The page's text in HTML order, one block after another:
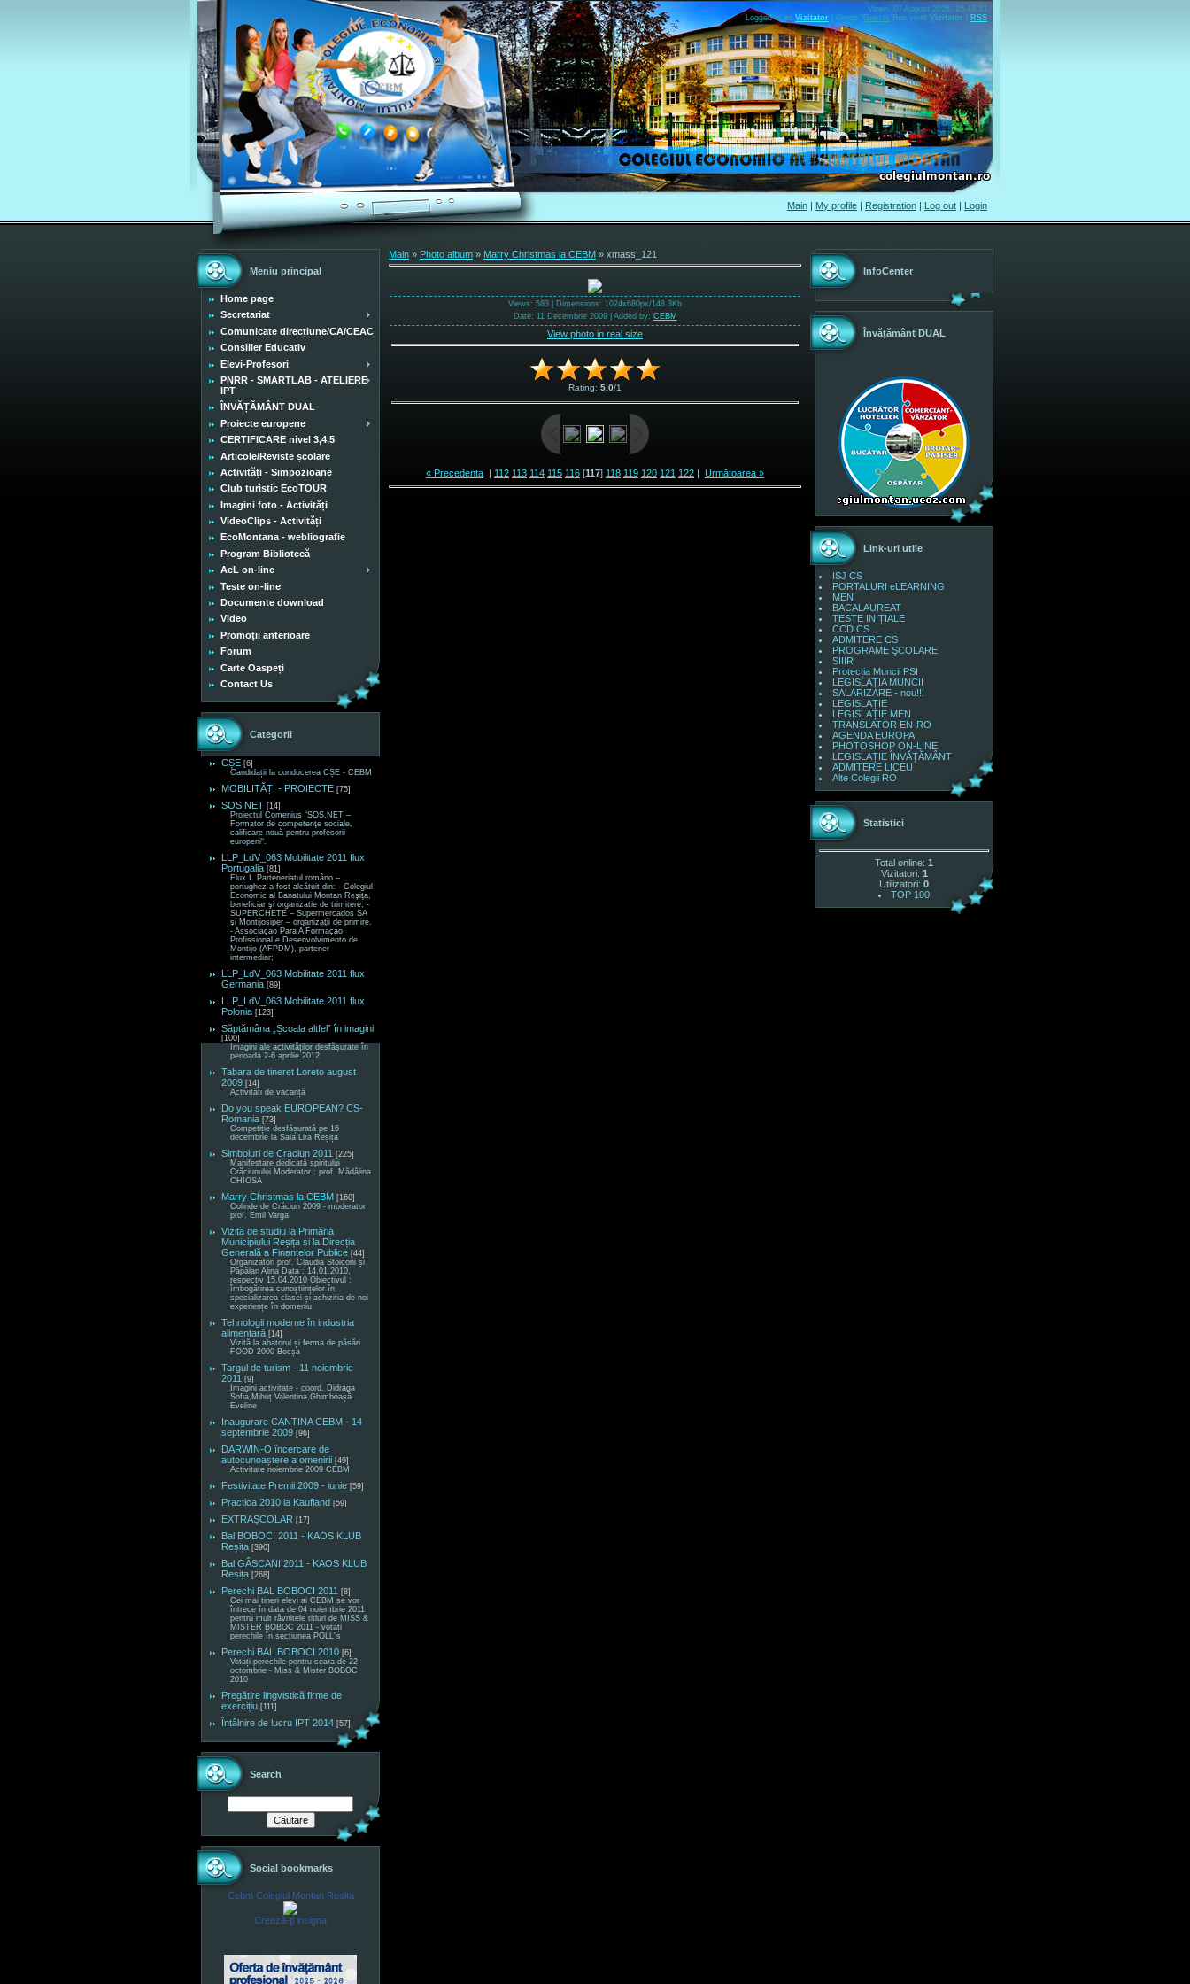
Vineri, 07 August 2026, 15.49.31
Logged in as Vizitator Group "Guests" Bun venit Vizitator RSS
Main | My profile | Registration | Log out | Login
Meniu principal
Home page
Secretariat
Comunicate direcțiune/CA/CEAC
Consilier Educativ
Elevi-Profesori
PNRR - SMARTLAB - ATELIERE
IPT
ÎNVĂȚĂMÂNT DUAL
Proiecte europene
CERTIFICARE nivel 3,4,5
Articole/Reviste școlare
Activități - Simpozioane
Club turistic EcoTOUR
Imagini foto - Activități
VideoClips - Activități
EcoMontana - webliografie
Program Bibliotecă
AeL on-line
Teste on-line
Documente download
Video
Promoții anterioare
Forum
Carte Oaspeți
Contact Us
Categorii
CȘE [6]
Candidații la conducerea CȘE - CEBM
MOBILITĂȚI - PROIECTE [75]
SOS NET [14]
Proiectul Comenius “SOS.NET –
Formator de competenţe sociale,
calificare nouă pentru profesorii
europeni“.
LLP_LdV_063 Mobilitate 2011 flux
Portugalia [81]
Flux I. Parteneriatul româno –
portughez a fost alcătuit din: - Colegiul
Economic al Banatului Montan Reşiţa,
beneficiar şi organizatie de trimitere; -
SUPERCHETE – Supermercados SA
şi Montijosiper – organizaţii de primire.
- Associaçao Para A Formaçao
Profissional e Desenvolvimento de
Montijo (AFPDM), partener
intermediar;
LLP_LdV_063 Mobilitate 2011 flux
Germania [89]
LLP_LdV_063 Mobilitate 2011 flux
Polonia [123]
Săptămâna „Școala altfel” în imagini
[100]
Imagini ale activităților desfășurate în
perioada 2-6 aprilie 2012
Tabara de tineret Loreto august
2009 [14]
Activități de vacanță
Do you speak EUROPEAN? CS-
Romania [73]
Competiție desfășurată pe 16
decembrie la Sala Lira Reșița
Simboluri de Craciun 2011 [225]
Manifestare dedicată spiritului
Crăciunului Moderator : prof. Mădălina
CHIOSA
Marry Christmas la CEBM [160]
Colinde de Crăciun 2009 - moderator
prof. Emil Varga
Vizită de studiu la Primăria
Municipiului Reșița și la Direcția
Generală a Finanțelor Publice [44]
Organizatori prof. Claudia Stoiconi și
Păpălan Alina Data : 14.01.2010,
respectiv 15.04.2010 Obiectivul :
îmbogățirea cunoștiințelor în
specializarea clasei și achiziția de noi
experiențe în domeniu
Tehnologii moderne în industria
alimentară [14]
Vizită la abatorul și ferma de păsări
FOOD 2000 Bocșa
Targul de turism - 11 noiembrie
2011 [9]
Imagini activitate - coord. Didraga
Sofia,Mihuț Valentina,Ghimboașă
Eveline
Inaugurare CANTINA CEBM - 14
septembrie 2009 [96]
DARWIN-O încercare de
autocunoaștere a omenirii [49]
Activitate noiembrie 2009 CEBM
Festivitate Premii 2009 - iunie [59]
Practica 2010 la Kaufland [59]
EXTRAȘCOLAR [17]
Bal BOBOCI 2011 - KAOS KLUB
Reșița [390]
Bal GÂSCANI 2011 - KAOS KLUB
Reșița [268]
Perechi BAL BOBOCI 2011 [8]
Cei mai tineri elevi ai CEBM se vor
întrece în data de 04 noiembrie 2011
pentru mult râvnitele titluri de MISS &
MISTER BOBOC 2011 - votați
perechile în secțiunea POLL"s
Perechi BAL BOBOCI 2010 [6]
Votați perechile pentru seara de 22
octombrie - Miss & Mister BOBOC
2010
Pregătire lingvistică firme de
exercițiu [111]
Întâlnire de lucru IPT 2014 [57]
Search
Social bookmarks
Cebm Colegiul Montan Resita
Crează-ţi insigna
Main » Photo album » Marry Christmas la CEBM » xmass_121
Views: 583 | Dimensions: 1024x680px/148.3Kb
Date: 11 Decembrie 2009 | Added by: CEBM
View photo in real size
Rating: 5.0/1
« Precedenta | 112 113 114 115 116 [117] 118 119 120 121 122 | Următoarea »
InfoCenter
Învățământ DUAL
Link-uri utile
ISJ CS
PORTALURI eLEARNING
MEN
BACALAUREAT
TESTE INIȚIALE
CCD CS
ADMITERE CS
PROGRAME ŞCOLARE
SIIIR
Protecția Muncii PSI
LEGISLAȚIA MUNCII
SALARIZARE - nou!!!
LEGISLAȚIE
LEGISLAȚIE MEN
TRANSLATOR EN-RO
AGENDA EUROPA
PHOTOSHOP ON-LINE
LEGISLAȚIE ÎNVĂȚĂMÂNT
ADMITERE LICEU
Alte Colegii RO
Statistici
Total online: 1
Vizitatori: 1
Utilizatori: 0
TOP 100